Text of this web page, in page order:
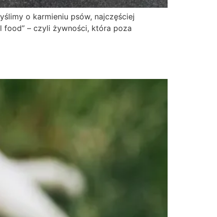
o karmieniu psów, najczęściej
food” – czyli żywności, która poza